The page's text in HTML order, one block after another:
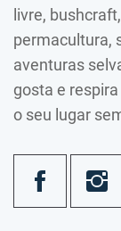
livre,
permacultura,
aventuras
gosta e
o seu lugar